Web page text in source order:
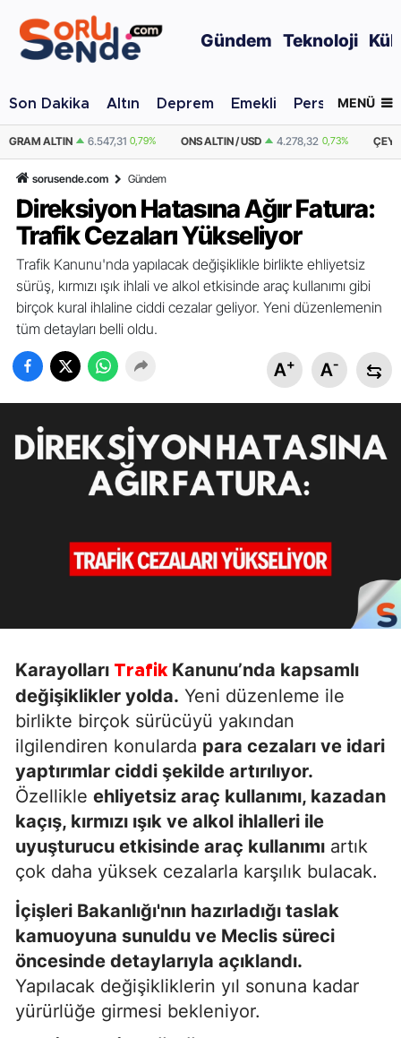
Gündem Teknoloji
Son Dakika Altın Deprem Emekli Personel Alımı
MENÜ
ONS ALTIN / USD 4.278,32 0,73% ÇEYREK ALTIN 10.704,86 0,79%
sorusende.com Gündem
Direksiyon Hatasına Ağır Fatura:
Trafik Cezaları Yükseliyor
Trafik Kanunu'nda yapılacak değişiklikle birlikte ehliyetsiz
sürüş, kırmızı ışık ihlali ve alkol etkisinde araç kullanımı gibi
birçok kural ihlaline ciddi cezalar geliyor. Yeni düzenlemenin
tüm detayları belli oldu.
A+ A-
Karayolları Trafik Kanunu’nda kapsamlı
değişiklikler yolda. Yeni düzenleme ile
birlikte birçok sürücüyü yakından
ilgilendiren konularda para cezaları ve idari
yaptırımlar ciddi şekilde artırılıyor.
Özellikle ehliyetsiz araç kullanımı, kazadan
kaçış, kırmızı ışık ve alkol ihlalleri ile
uyuşturucu etkisinde araç kullanımı artık
çok daha yüksek cezalarla karşılık bulacak.
İçişleri Bakanlığı'nın hazırladığı taslak
kamuoyuna sunuldu ve Meclis süreci
öncesinde detaylarıyla açıklandı.
Yapılacak değişikliklerin yıl sonuna kadar
yürürlüğe girmesi bekleniyor.